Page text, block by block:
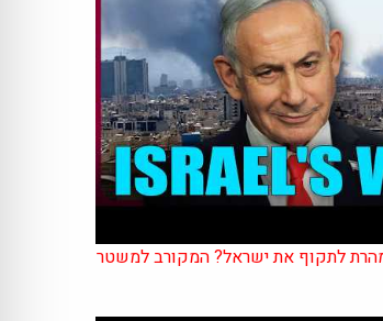
לתקוף את ישראל? המקורב למשטר